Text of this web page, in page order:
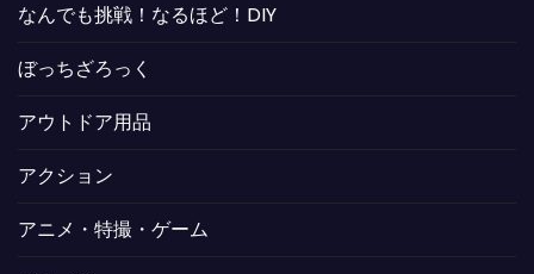
なんでも挑戦！なるほど！DIY
ぼっちざろっく
アウトドア用品
アクション
アニメ・特撮・ゲーム